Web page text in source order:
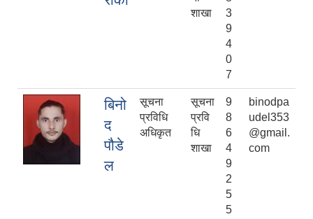
शाखा
3
9
4
0
7
बिनो
द
पौडे
ल
सूचना
प्रविधि
अधिकृत
सूचना
प्रवि
धि
शाखा
9
8
6
4
9
2
5
5
binodpa
udel353
@gmail.
com